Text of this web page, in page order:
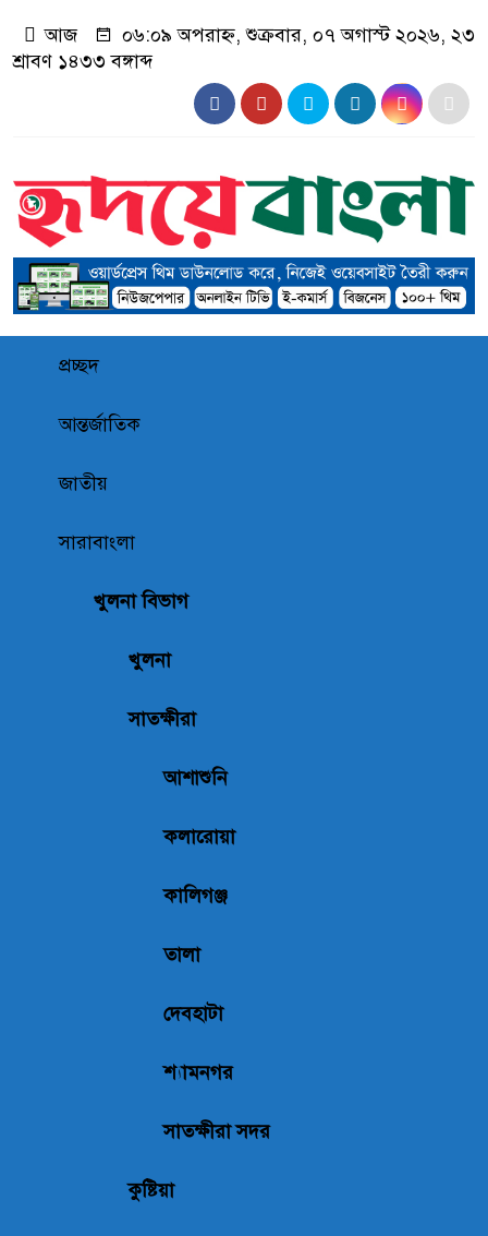
আজ
০৬:০৯ অপরাহ্ন, শুক্রবার, ০৭ অগাস্ট ২০২৬, ২৩
শ্রাবণ ১৪৩৩ বঙ্গাব্দ
প্রচ্ছদ
আন্তর্জাতিক
জাতীয়
সারাবাংলা
খুলনা বিভাগ
খুলনা
সাতক্ষীরা
আশাশুনি
কলারোয়া
কালিগঞ্জ
তালা
দেবহাটা
শ্যামনগর
সাতক্ষীরা সদর
কুষ্টিয়া